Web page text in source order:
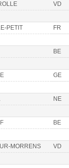
VD
PETIT FR
BE
GE
NE
BE
MORRENS VD